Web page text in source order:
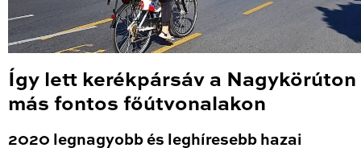
Így lett kerékpársáv a Nagykörúton
más fontos főútvonalakon
2020 legnagyobb és leghíresebb hazai